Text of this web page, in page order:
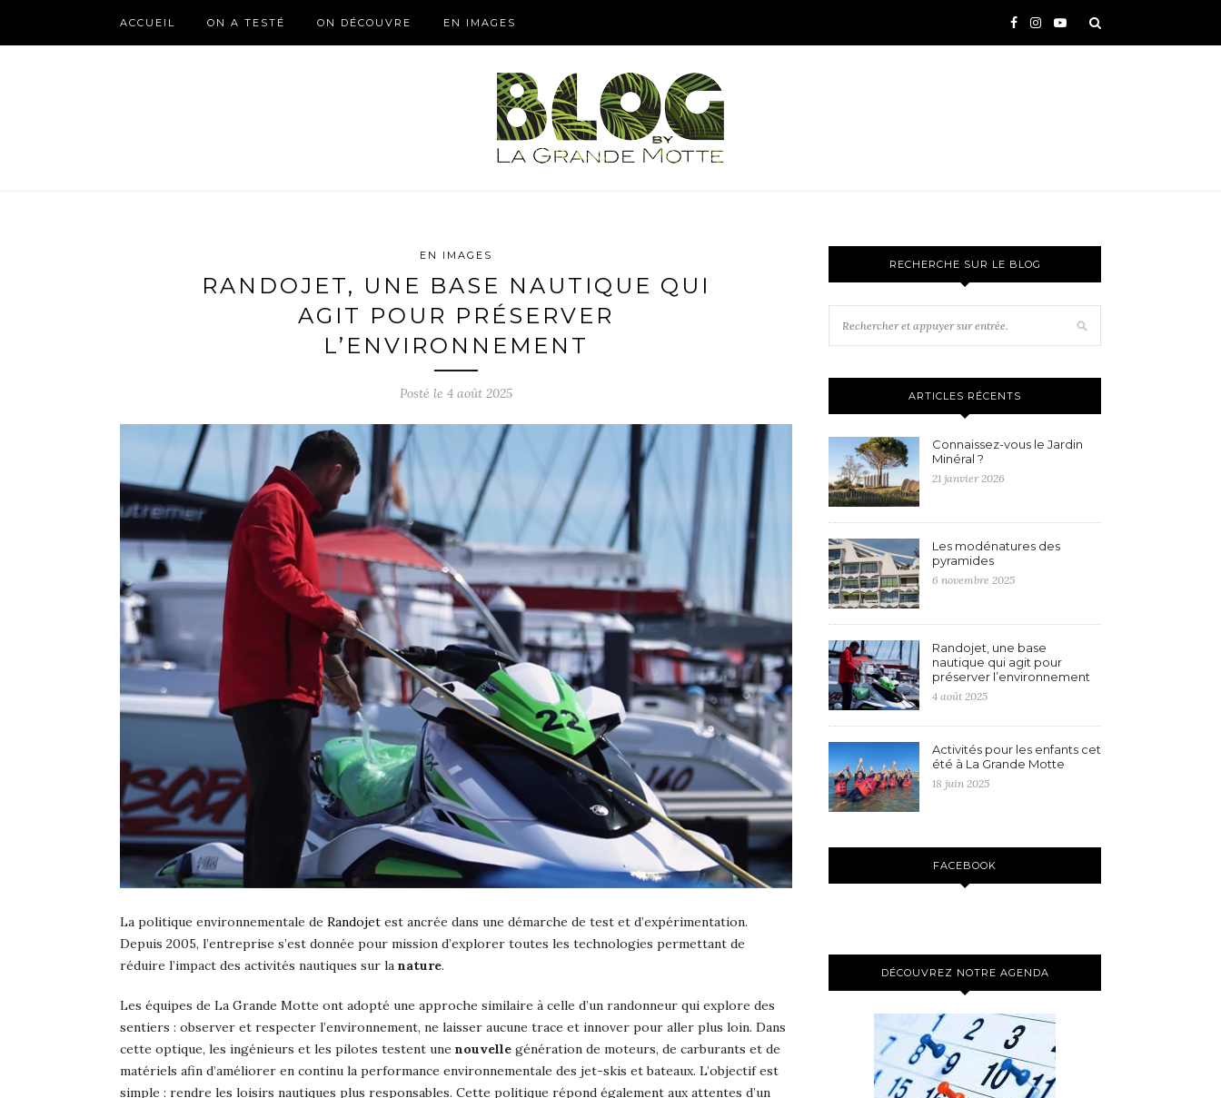
ACCUEIL ON A TESTÉ ON DÉCOUVRE EN IMAGES
EN IMAGES
RANDOJET, UNE BASE NAUTIQUE QUI
AGIT POUR PRÉSERVER
L’ENVIRONNEMENT
Posté le 4 août 2025
La politique environnementale de Randojet est ancrée dans une démarche de test et d’expérimentation.
Depuis 2005, l’entreprise s’est donnée pour mission d’explorer toutes les technologies permettant de
réduire l’impact des activités nautiques sur la nature.
Les équipes de La Grande Motte ont adopté une approche similaire à celle d’un randonneur qui explore des
sentiers : observer et respecter l’environnement, ne laisser aucune trace et innover pour aller plus loin. Dans
cette optique, les ingénieurs et les pilotes testent une nouvelle génération de moteurs, de carburants et de
matériels afin d’améliorer en continu la performance environnementale des jet-skis et bateaux. L’objectif est
simple : rendre les loisirs nautiques plus responsables. Cette politique répond également aux attentes d’un
RECHERCHE SUR LE BLOG
ARTICLES RÉCENTS
Connaissez-vous le Jardin
Minéral ?
21 janvier 2026
Les modénatures des
pyramides
6 novembre 2025
Randojet, une base
nautique qui agit pour
préserver l’environnement
4 août 2025
Activités pour les enfants cet
été à La Grande Motte
18 juin 2025
FACEBOOK
DÉCOUVREZ NOTRE AGENDA